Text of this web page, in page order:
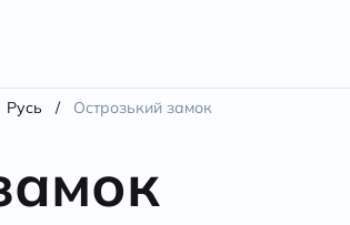
Русь / Острозький замок